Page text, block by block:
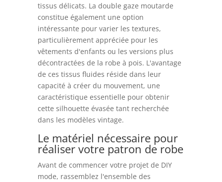
tissus délicats. La double gaze moutarde
constitue également une option
intéressante pour varier les textures,
particulièrement appréciée pour les
vêtements d'enfants ou les versions plus
décontractées de la robe à pois. L'avantage
de ces tissus fluides réside dans leur
capacité à créer du mouvement, une
caractéristique essentielle pour obtenir
cette silhouette évasée tant recherchée
dans les modèles vintage.
Le matériel nécessaire pour
réaliser votre patron de robe
Avant de commencer votre projet de DIY
mode, rassemblez l'ensemble des